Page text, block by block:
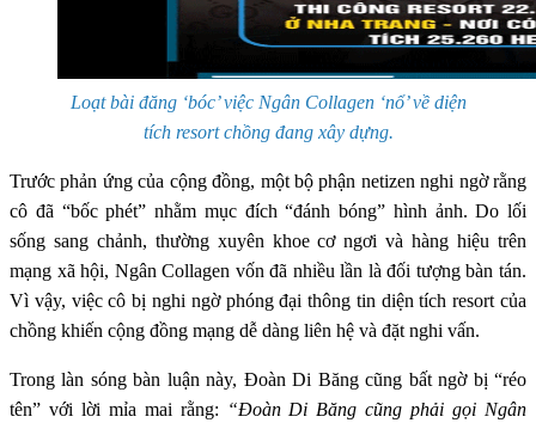
Loạt bài đăng ‘bóc’ việc Ngân Collagen ‘nổ’ về diện
tích resort chồng đang xây dựng.
Trước phản ứng của cộng đồng, một bộ phận netizen nghi ngờ rằng
cô đã “bốc phét” nhằm mục đích “đánh bóng” hình ảnh. Do lối
sống sang chảnh, thường xuyên khoe cơ ngơi và hàng hiệu trên
mạng xã hội, Ngân Collagen vốn đã nhiều lần là đối tượng bàn tán.
Vì vậy, việc cô bị nghi ngờ phóng đại thông tin diện tích resort của
chồng khiến cộng đồng mạng dễ dàng liên hệ và đặt nghi vấn.
Trong làn sóng bàn luận này, Đoàn Di Băng cũng bất ngờ bị “réo
tên” với lời mỉa mai rằng: “Đoàn Di Băng cũng phải gọi Ngân